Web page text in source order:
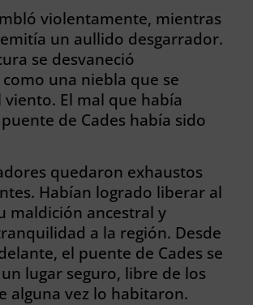
violentamente, mientras
un aullido desgarrador.
se desvaneció
una niebla que se
viento. El mal que había
de Cades había sido
quedaron exhaustos
Habían logrado liberar al
maldición ancestral y
a la región. Desde
el puente de Cades se
lugar seguro, libre de los
alguna vez lo habitaron.